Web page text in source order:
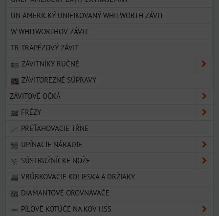
UN AMERICKÝ UNIFIKOVANÝ WHITWORTH ZÁVIT
W WHITWORTHOV ZÁVIT
TR TRAPÉZOVÝ ZÁVIT
ZÁVITNÍKY RUČNÉ
ZÁVITOREZNÉ SÚPRAVY
ZÁVITOVÉ OČKÁ
FRÉZY
PREŤAHOVACIE TŔNE
UPÍNACIE NÁRADIE
SÚSTRUŽNÍCKE NOŽE
VRÚBKOVACIE KOLIESKA A DRŽIAKY
DIAMANTOVÉ OROVNÁVAČE
PÍLOVÉ KOTÚČE NA KOV HSS